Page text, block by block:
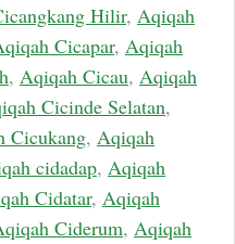
Hilir, Aqiqah
Cicapar, Aqiqah
, Aqiqah Cicau, Aqiqah
Cicinde Selatan,
Cicukang, Aqiqah
cidadap, Aqiqah
Cidatar, Aqiqah
Ciderum, Aqiqah